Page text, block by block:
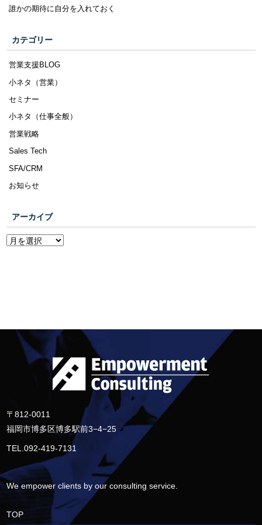
誰かの期待に自分を入れておく
カテゴリー
営業支援BLOG
小ネタ（営業）
セミナー
小ネタ（仕事全般）
営業戦略
Sales Tech
SFA/CRM
お知らせ
アーカイブ
〒812-0011
福岡市博多区博多駅前3−4−25
TEL.092-419-7131
We empower clients by our consulting service.
TOP